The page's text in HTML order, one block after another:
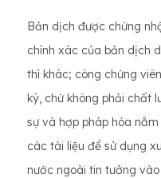
Bản dịch được chứng
chính xác của bản dịch
thì khác; công chứng
ký, chứ không phải chất
sự và hợp pháp hóa
các tài liệu để sử dụng
nước ngoài tin tưởng